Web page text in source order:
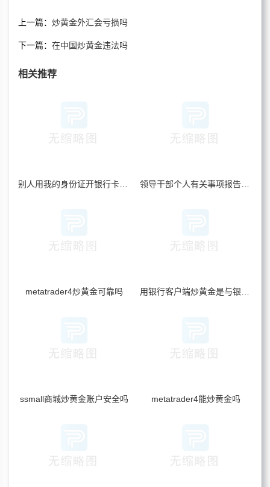
上一篇： 炒黄金外汇会亏损吗
下一篇： 在中国炒黄金违法吗
相关推荐
领导干部个人有关事项报告包括炒黄金吗
metatrader4炒黄金可靠吗
ssmall商城炒黄金账户安全吗 metatrader4能炒黄金吗